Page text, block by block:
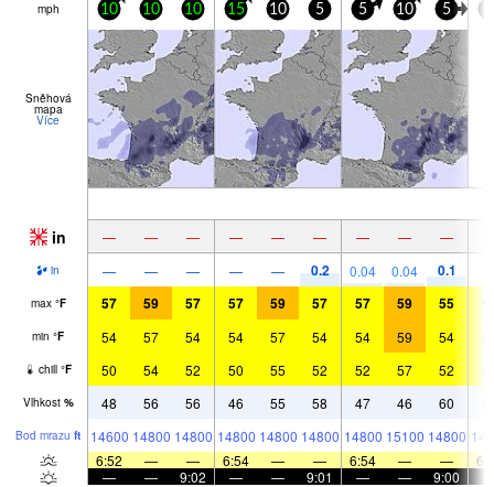
mph 10 10 10 15 10 5 5 10 5
Sněhová
mapa
Více
in — — — — — — — — —
in — — — — — 0.2 0.04 0.04 0.1
max °F 57 59 57 57 59 57 57 59 55
min °F 54 57 54 54 57 54 54 59 54
chill °F 50 54 52 50 55 52 52 57 52
Vlhkost % 48 56 56 46 55 58 47 46 60
Bod mrazu ft 14600 14800 14800 14800 14800 14800 14800 15100 14800
6:52
— — 6:54 — — 6:54 — —
—
— 9:02 — — 9:01 — — 9:00